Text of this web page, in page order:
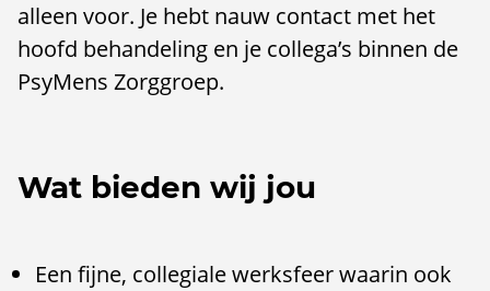
alleen voor. Je hebt nauw contact met het
hoofd behandeling en je collega’s binnen de
PsyMens Zorggroep.
Wat bieden wij jou
Een fijne, collegiale werksfeer waarin ook